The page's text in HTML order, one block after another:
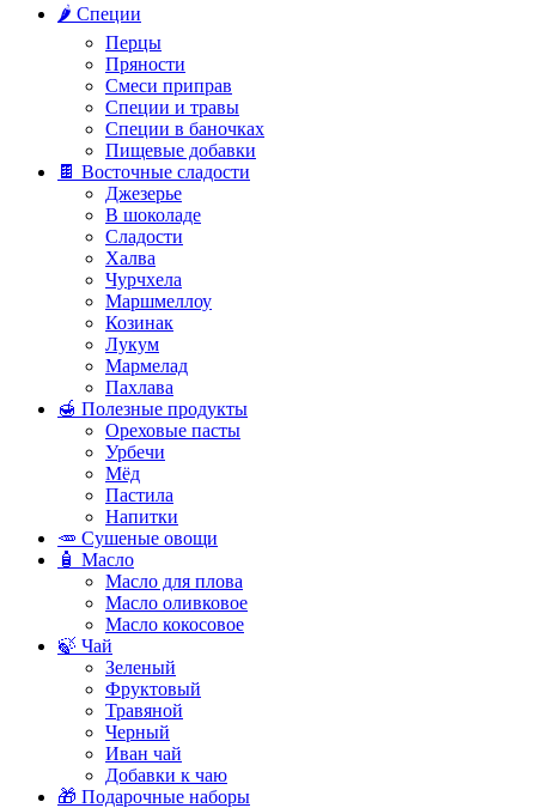
🌶️ Специи
Перцы
Пряности
Смеси приправ
Специи и травы
Специи в баночках
Пищевые добавки
🍫 Восточные сладости
Джезерье
В шоколаде
Сладости
Халва
Чурчхела
Маршмеллоу
Козинак
Лукум
Мармелад
Пахлава
🍯 Полезные продукты
Ореховые пасты
Урбечи
Мёд
Пастила
Напитки
🥕 Сушеные овощи
🧴 Масло
Масло для плова
Масло оливковое
Масло кокосовое
🍃 Чай
Зеленый
Фруктовый
Травяной
Черный
Иван чай
Добавки к чаю
🎁 Подарочные наборы